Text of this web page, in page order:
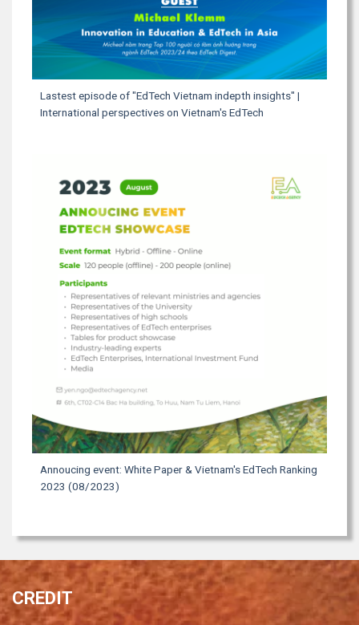
Lastest episode of "EdTech Vietnam indepth insights" |
International perspectives on Vietnam's EdTech
Annoucing event: White Paper & Vietnam's EdTech Ranking
2023 (08/2023)
CREDIT